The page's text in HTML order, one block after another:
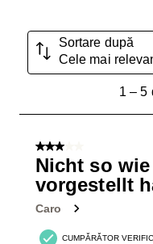
Sortare după
Cele mai
Recenzii.
1 – 5
3 din 5 stele.
Nicht so
vorgestellt
Caro
CUMPĂRĂTOR